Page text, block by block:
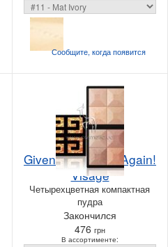
Сообщите, когдапоявится
Givenchy Prisme Again!
Visage
Четырехцветная компактная
пудра
Закончился
476 грн
В ассортименте: